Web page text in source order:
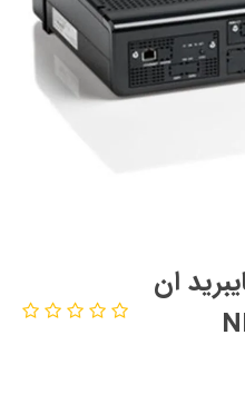
15 به 40 هایبرید ان